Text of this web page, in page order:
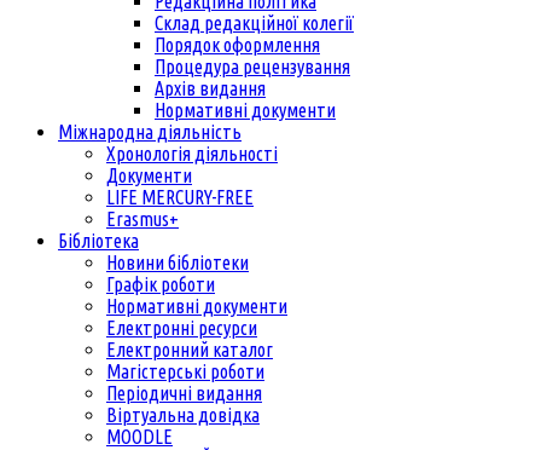
Склад редакційної колегії
Порядок оформлення
Процедура рецензування
Архів видання
Нормативні документи
Міжнародна діяльність
Хронологія діяльності
Документи
LIFE MERCURY-FREE
Erasmus+
Бібліотека
Новини бібліотеки
Графік роботи
Нормативні документи
Електронні ресурси
Електронний каталог
Магістерські роботи
Періодичні видання
Віртуальна довідка
MOODLE